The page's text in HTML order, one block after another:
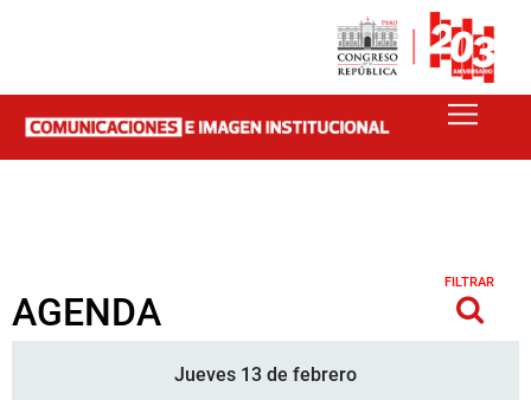
AGENDA
FILTRAR
Jueves 13 de febrero